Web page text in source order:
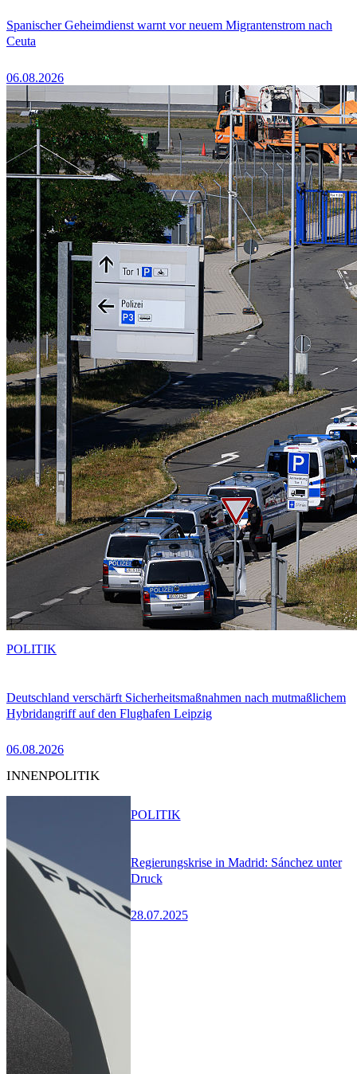
Spanischer Geheimdienst warnt vor neuem Migrantenstrom nach
Ceuta
06.08.2026
Deutschland verschärft Sicherheitsmaßnahmen nach mutmaßlichem
Hybridangriff auf den Flughafen Leipzig
06.08.2026
POLITIK
INNENPOLITIK
Regierungskrise in Madrid: Sánchez unter
Druck
28.07.2025
POLITIK